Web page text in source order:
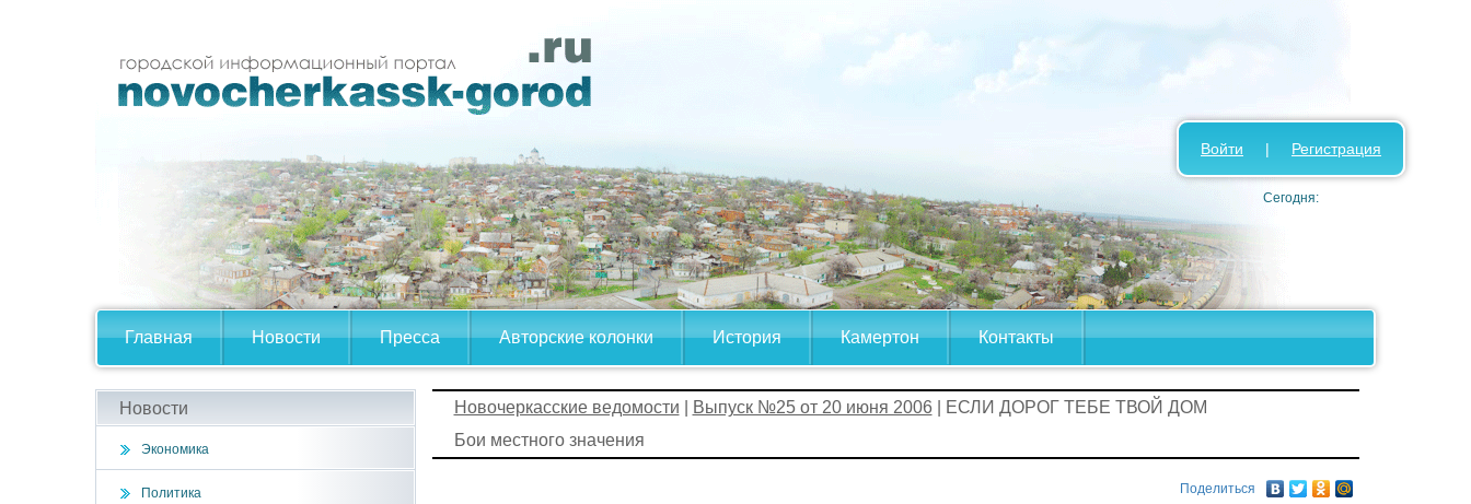
Главная Новости Пресса Авторские колонки История Камертон Контакты
Войти | Регистрация
Сегодня:
Новости
Экономика
Политика
Новочеркасские ведомости Выпуск №25 от 20 июня 2006| ЕСЛИ ДОРОГ ТЕБЕ ТВОЙ ДОМ
Бои местного значения
Поделиться